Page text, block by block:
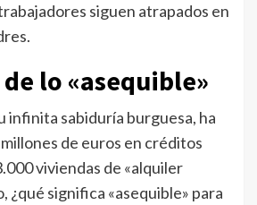
siguen atrapados en
lo «asequible»
infinita sabiduría burguesa, ha
de euros en créditos
viviendas de «alquiler
¿qué significa «asequible» para